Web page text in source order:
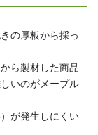
の厚板から採っ
ら製材した商品
いのがメープル
が発生しにくい